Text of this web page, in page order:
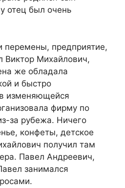
отец был очень
перемены, предприятие,
Виктор Михайлович,
же обладала
и быстро
изменяющейся
фирму по
за рубежа. Ничего
конфеты, детское
получил там
Павел Андреевич,
занимался